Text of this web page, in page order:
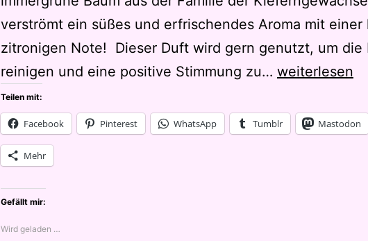
verströmt ein süßes und erfrischendes Aroma mit einer
zitronigen Note! Dieser Duft wird gern genutzt, um die
reinigen und eine positive Stimmung zu… Douglas
von
weiterlesen
Teilen mit:
Facebook Pinterest WhatsApp Tumblr Mastodon
Mehr
Gefällt mir:
Wird geladen …